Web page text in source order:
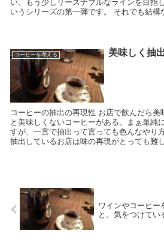
い、もう少しリーズナブルなラインを目指
いうシリーズの第一弾です。 それでも結構
コーヒーを考える 美味しく抽
コーヒーの抽出の再現性 お店で飲んだら美
と美味しくないコーヒーがある。まぁ単純
すが、一言で抽出って言っても色んなやり
抽出しているお店は味の再現がとっても難
ワインやコーヒー
と。気をつけてい